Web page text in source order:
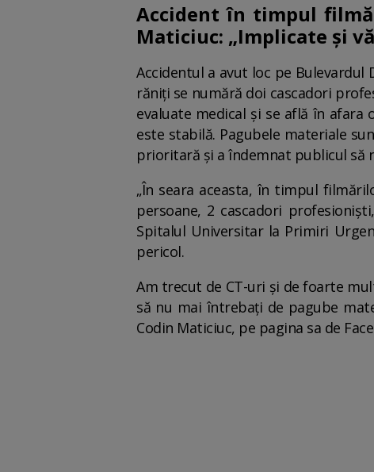
Accident în timpul
Maticiuc: „Implicate și
Accidentul a avut loc pe Bulevardul
răniți se numără doi cascadori
evaluate medical și se află în
este stabilă. Pagubele materiale
prioritară și a îndemnat publicul să
„În seara aceasta, în timpul
persoane, 2 cascadori
Spitalul Universitar la Primiri
pericol.
Am trecut de CT-uri și de foarte
să nu mai întrebați de pagube
Codin Maticiuc, pe pagina sa de